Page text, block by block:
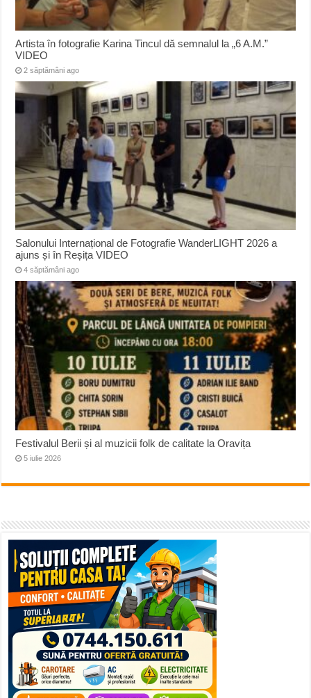
Artista în fotografie Karina Tincul dă semnalul la „6 A.M.”
VIDEO
2 săptămâni ago
Salonului Internațional de Fotografie WanderLIGHT 2026 a
ajuns și în Reșița VIDEO
4 săptămâni ago
Festivalul Berii și al muzicii folk de calitate la Oravița
5 iulie 2026